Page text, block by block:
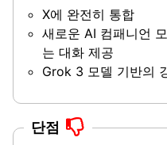
X에 완전히 통합
새로운 AI 컴패니언
는 대화 제공
Grok 3 모델 기반의
단점